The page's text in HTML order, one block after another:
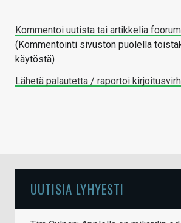
Kommentoi uutista tai artikkelia
(Kommentointi sivuston puolella
käytöstä)
Lähetä palautetta / raportoi
UUTISIA LYHYESTI